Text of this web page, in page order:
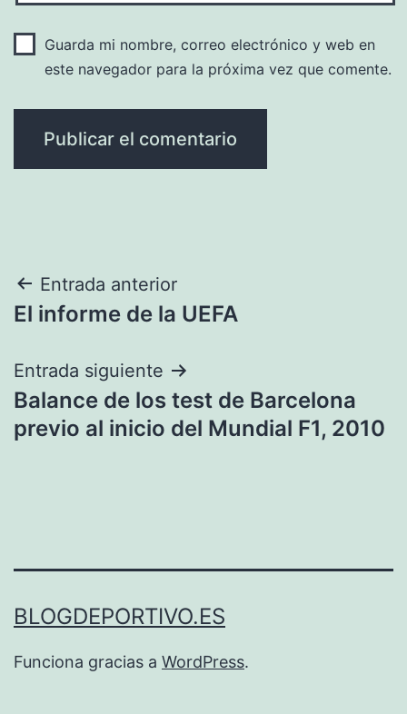
Guarda mi nombre, correo electrónico y web en
este navegador para la próxima vez que comente.
Navegación
de
entradas
Entrada anterior
El informe de la UEFA
Entrada siguiente
Balance de los test de Barcelona
previo al inicio del Mundial F1, 2010
BLOGDEPORTIVO.ES
Funciona gracias a WordPress.